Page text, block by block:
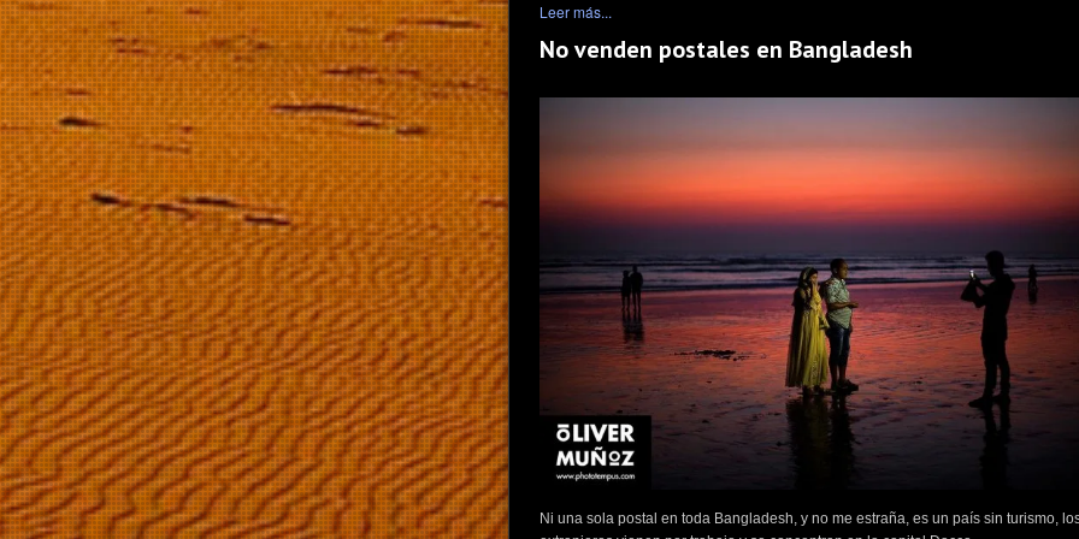
Leer más...
No venden postales en Bangladesh
Ni una sola postal en toda Bangladesh, y no me estraña, es un país sin turismo,